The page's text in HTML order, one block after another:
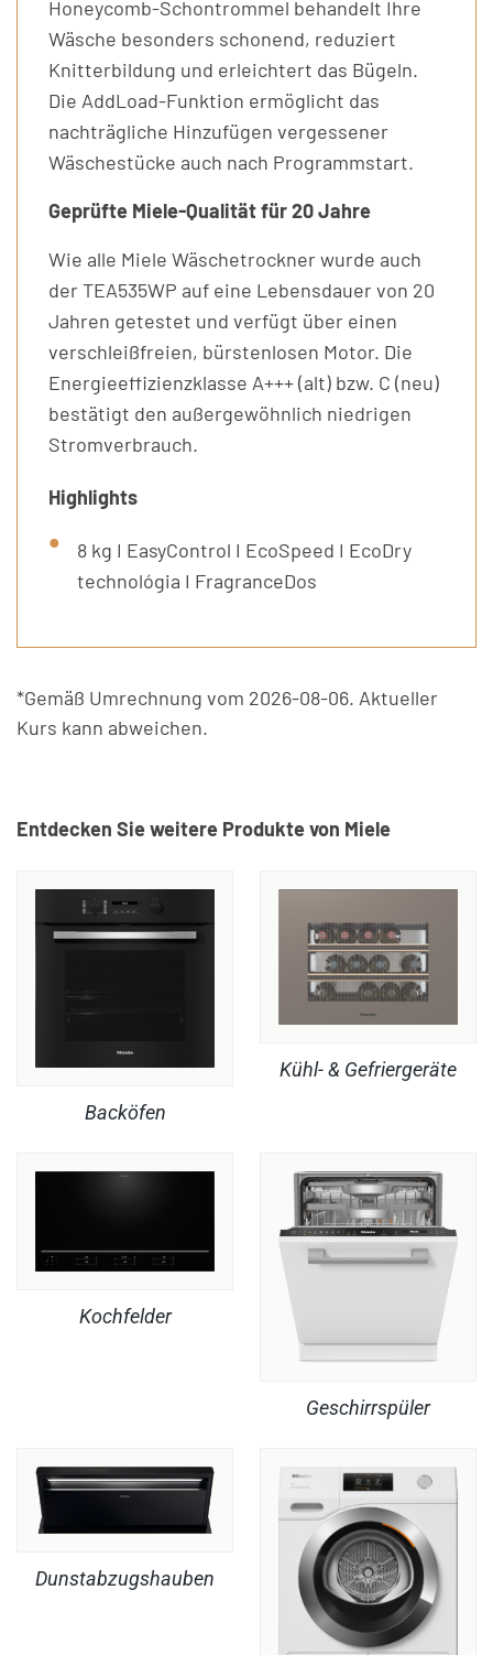
Honeycomb-Schontrommel behandelt Ihre
Wäsche besonders schonend, reduziert
Knitterbildung und erleichtert das Bügeln.
Die AddLoad-Funktion ermöglicht das
nachträgliche Hinzufügen vergessener
Wäschestücke auch nach Programmstart.
Geprüfte Miele-Qualität für 20 Jahre
Wie alle Miele Wäschetrockner wurde auch
der TEA535WP auf eine Lebensdauer von 20
Jahren getestet und verfügt über einen
verschleißfreien, bürstenlosen Motor. Die
Energieeffizienzklasse A+++ (alt) bzw. C (neu)
bestätigt den außergewöhnlich niedrigen
Stromverbrauch.
Highlights
8 kg I EasyControl I EcoSpeed I EcoDry
technológia I FragranceDos
*Gemäß Umrechnung vom 2026-08-06. Aktueller
Kurs kann abweichen.
Entdecken Sie weitere Produkte von Miele
Backöfen
Kühl- & Gefriergeräte
Kochfelder
Geschirrspüler
Dunstabzugshauben